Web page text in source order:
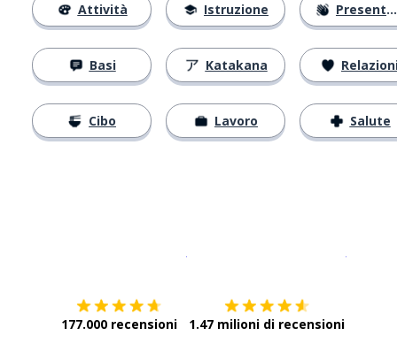
Attività
Basi
Cibo
Istruzione
Katakana
Lavoro
Presentarsi
Salute
177.000 recensioni 1.47 milioni di recensioni